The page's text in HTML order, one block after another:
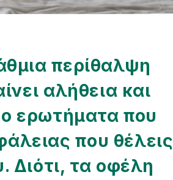
περίθαλψη
αλήθεια και
ερωτήματα που
που θέλεις
Διότι, τα οφέλη